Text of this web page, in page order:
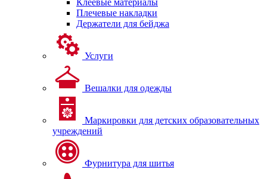
Плечевые накладки
Держатели для бейджа
Услуги
Вешалки для одежды
Маркировки для детских образовательных
учреждений
Фурнитура для шитья